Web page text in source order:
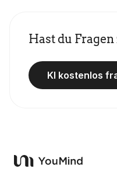
Hast du
KI kostenlos